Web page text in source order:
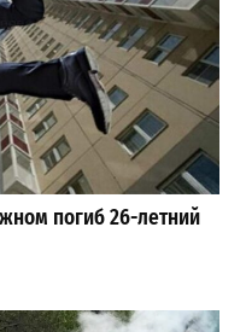
погиб 26-летний